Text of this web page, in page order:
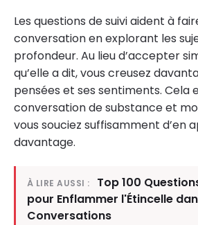
Les questions de suivi aident à
conversation en explorant les
profondeur. Au lieu d’accepter
qu’elle a dit, vous creusez
pensées et ses sentiments. Cela
conversation de substance et
vous souciez suffisamment d’en
davantage.
À LIRE AUSSI :
Top 100
pour Enflammer l'Étincelle
Conversations